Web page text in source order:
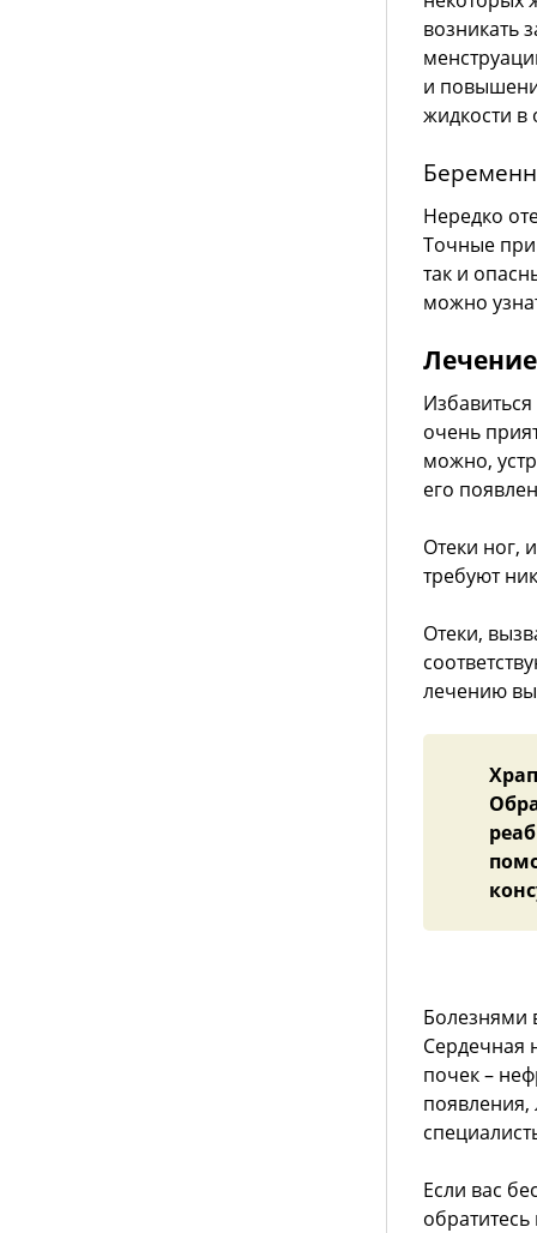
возникать
и
жидкости в
Нередко
Точные
так и
можно
Избавиться
очень
можно,
его
Отеки ног,
требуют
Отеки,
лечению
Болезнями
Сердечная
почек –
появления,
Если вас